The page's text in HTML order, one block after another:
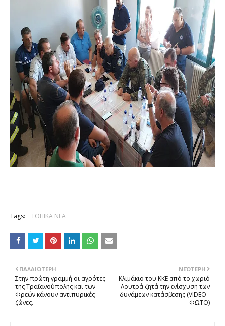
Tags: ΤΟΠΙΚΑ ΝΕΑ
ΝΕΌΤΕΡΗ
Κλιμάκιο του ΚΚΕ από το χωριό
Λουτρά ζητά την ενίσχυση των
δυνάμεων κατάσβεσης (VIDEO -
ΦΩΤΟ)
ΠΑΛΑΙΌΤΕΡΗ
Στην πρώτη γραμμή οι αγρότες
της Τραϊανούπολης και των
Φρεών κάνουν αντιπυρικές
ζώνες.